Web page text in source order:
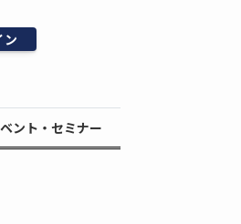
ン
ント・セミナー